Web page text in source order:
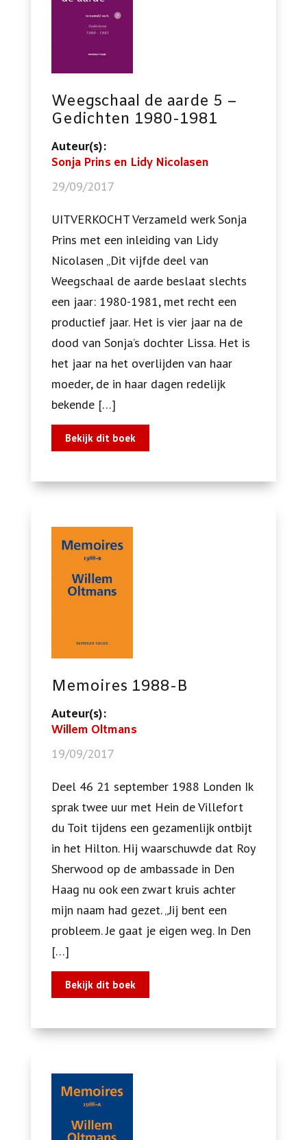
Weegschaal de aarde 5 –
Gedichten 1980-1981
Auteur(s):
Sonja Prins en Lidy Nicolasen
29/09/2017
UITVERKOCHT Verzameld werk Sonja
Prins met een inleiding van Lidy
Nicolasen „Dit vijfde deel van
Weegschaal de aarde beslaat slechts
een jaar: 1980-1981, met recht een
productief jaar. Het is vier jaar na de
dood van Sonja’s dochter Lissa. Het is
het jaar na het overlijden van haar
moeder, de in haar dagen redelijk
bekende […]
Bekijk dit boek
Memoires 1988-B
Auteur(s):
Willem Oltmans
19/09/2017
Deel 46 21 september 1988 Londen Ik
sprak twee uur met Hein de Villefort
du Toit tijdens een gezamenlijk ontbijt
in het Hilton. Hij waarschuwde dat Roy
Sherwood op de ambassade in Den
Haag nu ook een zwart kruis achter
mijn naam had gezet. „Jij bent een
probleem. Je gaat je eigen weg. In Den
[…]
Bekijk dit boek